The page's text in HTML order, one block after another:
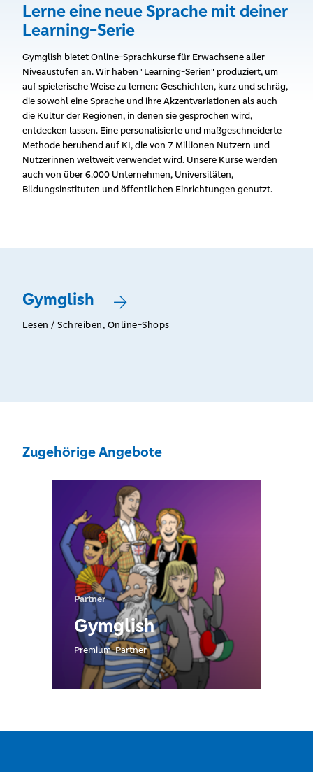
Lerne eine neue Sprache mit deiner
Learning-Serie
Gymglish bietet Online-Sprachkurse für Erwachsene aller
Niveaustufen an. Wir haben "Learning-Serien" produziert, um
auf spielerische Weise zu lernen: Geschichten, kurz und schräg,
die sowohl eine Sprache und ihre Akzentvariationen als auch
die Kultur der Regionen, in denen sie gesprochen wird,
entdecken lassen. Eine personalisierte und maßgeschneiderte
Methode beruhend auf KI, die von 7 Millionen Nutzern und
Nutzerinnen weltweit verwendet wird. Unsere Kurse werden
auch von über 6.000 Unternehmen, Universitäten,
Bildungsinstituten und öffentlichen Einrichtungen genutzt.
Gymglish
Lesen / Schreiben, Online-Shops
Zugehörige Angebote
Partner
Gymglish
Premium-Partner